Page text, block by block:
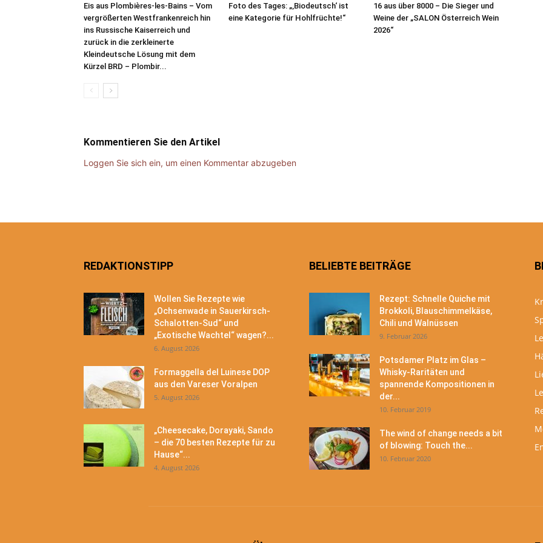
Eis aus Plombières-les-Bains – Vom
vergrößerten Westfrankenreich hin
ins Russische Kaiserreich und
zurück in die zerkleinerte
Kleindeutsche Lösung mit dem
Kürzel BRD – Plombir...
Foto des Tages: „‚Biodeutsch‘ ist
eine Kategorie für Hohlfrüchte!“
16 aus über 8000 – Die Sieger und
Weine der „SALON Österreich Wein
2026“
Kommentieren Sie den Artikel
Loggen Sie sich ein, um einen Kommentar abzugeben
REDAKTIONSTIPP
Wollen Sie Rezepte wie
„Ochsenwade in Sauerkirsch-
Schalotten-Sud“ und
„Exotische Wachtel“ wagen?...
6. August 2026
Formaggella del Luinese DOP
aus den Vareser Voralpen
5. August 2026
„Cheesecake, Dorayaki, Sando
– die 70 besten Rezepte für zu
Hause“...
4. August 2026
BELIEBTE BEITRÄGE
Rezept: Schnelle Quiche mit
Brokkoli, Blauschimmelkäse,
Chili und Walnüssen
9. Februar 2026
Potsdamer Platz im Glas –
Whisky-Raritäten und
spannende Kompositionen in
der...
10. Februar 2019
The wind of change needs a bit
of blowing: Touch the...
10. Februar 2020